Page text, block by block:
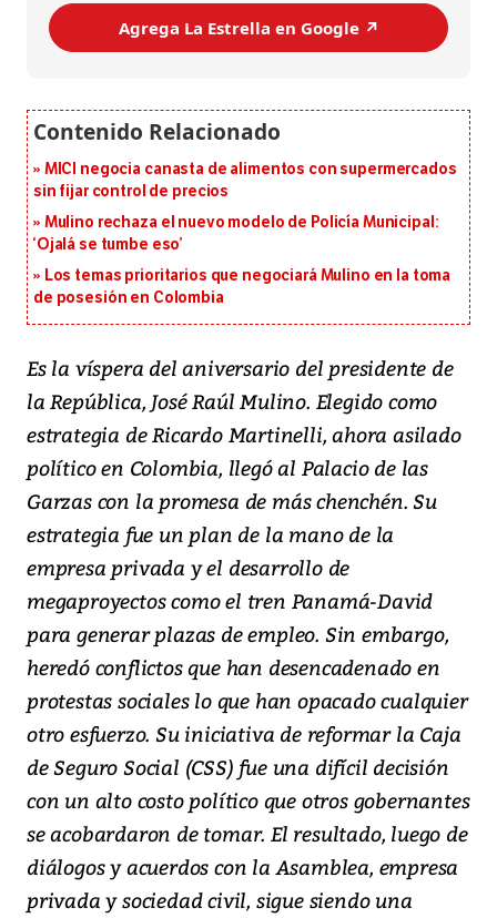
Agrega La Estrella en Google ↗️
MICI negocia canasta de alimentos con supermercados
sin fijar control de precios
Mulino rechaza el nuevo modelo de Policía Municipal:
‘Ojalá se tumbe eso’
Los temas prioritarios que negociará Mulino en la toma
de posesión en Colombia
Es la víspera del aniversario del presidente de
la República, José Raúl Mulino. Elegido como
estrategia de Ricardo Martinelli, ahora asilado
político en Colombia, llegó al Palacio de las
Garzas con la promesa de más chenchén. Su
estrategia fue un plan de la mano de la
empresa privada y el desarrollo de
megaproyectos como el tren Panamá-David
para generar plazas de empleo. Sin embargo,
heredó conflictos que han desencadenado en
protestas sociales lo que han opacado cualquier
otro esfuerzo. Su iniciativa de reformar la Caja
de Seguro Social (CSS) fue una difícil decisión
con un alto costo político que otros gobernantes
se acobardaron de tomar. El resultado, luego de
diálogos y acuerdos con la Asamblea, empresa
privada y sociedad civil, sigue siendo una